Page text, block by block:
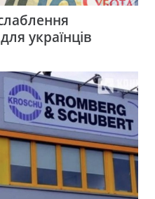
українців